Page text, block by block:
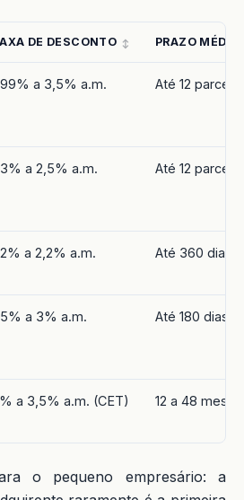
DE DESCONTO PRAZO MÉDIO
a 3,5% a.m. Até 12
a 2,5% a.m. Até 12
a 2,2% a.m. Até 360 dias
a 3% a.m. Até 180 dias
a 3,5% a.m. (CET) 12 a 48 meses
o pequeno empresário: a